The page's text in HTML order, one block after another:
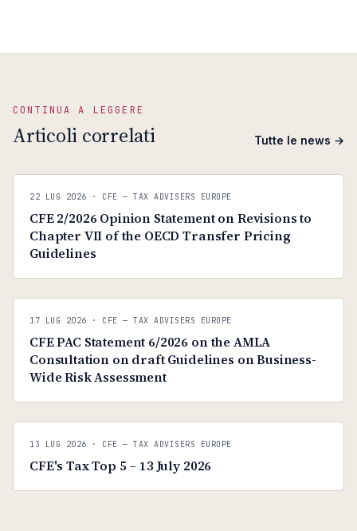
CONTINUA A LEGGERE
Articoli correlati Tutte le news →
C
CFE — TAX ADVISERS EUROPE
22 LUG 2026 · CFE — TAX ADVISERS EUROPE
CFE 2/2026 Opinion Statement on Revisions to
Chapter VII of the OECD Transfer Pricing
Guidelines
C
CFE — TAX ADVISERS EUROPE
17 LUG 2026 · CFE — TAX ADVISERS EUROPE
CFE PAC Statement 6/2026 on the AMLA
Consultation on draft Guidelines on Business-
Wide Risk Assessment
C
CFE — TAX ADVISERS EUROPE
13 LUG 2026 · CFE — TAX ADVISERS EUROPE
CFE's Tax Top 5 – 13 July 2026